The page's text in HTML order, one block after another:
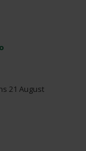
21 August